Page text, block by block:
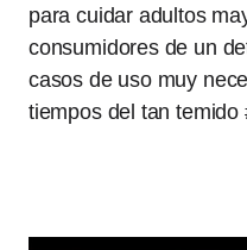
para cuidar adultos
consumidores de un
casos de uso muy
tiempos del tan temido